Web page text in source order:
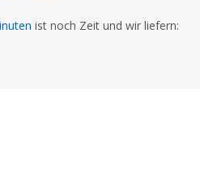
ist noch Zeit und wir liefern: